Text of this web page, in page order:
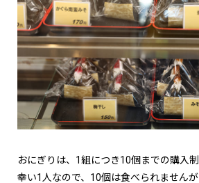
おにぎりは、1組につき10個までの購入
幸い1人なので、10個は食べられません